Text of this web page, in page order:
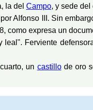
la del Campo, y sede del
Alfonso III. Sin
como expresa un
Ferviente
un castillode oro